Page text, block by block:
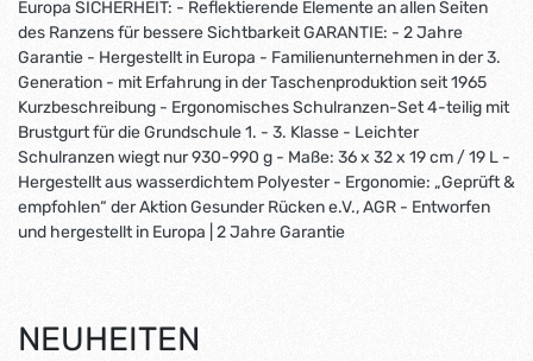
Europa SICHERHEIT: - Reflektierende Elemente an allen Seiten
des Ranzens für bessere Sichtbarkeit GARANTIE: - 2 Jahre
Garantie - Hergestellt in Europa - Familienunternehmen in der 3.
Generation - mit Erfahrung in der Taschenproduktion seit 1965
Kurzbeschreibung - Ergonomisches Schulranzen-Set 4-teilig mit
Brustgurt für die Grundschule 1. - 3. Klasse - Leichter
Schulranzen wiegt nur 930-990 g - Maße: 36 x 32 x 19 cm / 19 L -
Hergestellt aus wasserdichtem Polyester - Ergonomie: „Geprüft &
empfohlen“ der Aktion Gesunder Rücken e.V., AGR - Entworfen
und hergestellt in Europa | 2 Jahre Garantie
NEUHEITEN